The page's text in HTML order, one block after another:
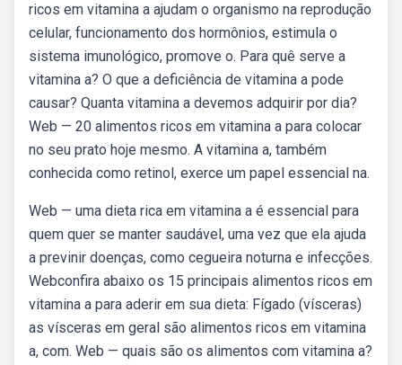
ricos em vitamina a ajudam o organismo na reprodução
celular, funcionamento dos hormônios, estimula o
sistema imunológico, promove o. Para quê serve a
vitamina a? O que a deficiência de vitamina a pode
causar? Quanta vitamina a devemos adquirir por dia?
Web — 20 alimentos ricos em vitamina a para colocar
no seu prato hoje mesmo. A vitamina a, também
conhecida como retinol, exerce um papel essencial na.
Web — uma dieta rica em vitamina a é essencial para
quem quer se manter saudável, uma vez que ela ajuda
a previnir doenças, como cegueira noturna e infecções.
Webconfira abaixo os 15 principais alimentos ricos em
vitamina a para aderir em sua dieta: Fígado (vísceras)
as vísceras em geral são alimentos ricos em vitamina
a, com. Web — quais são os alimentos com vitamina a?